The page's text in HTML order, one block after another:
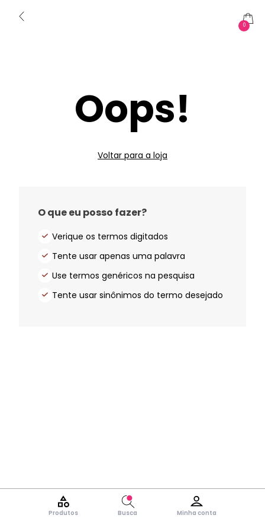
0
Produtos Busca Minha conta
Oops!
Voltar para a loja
O que eu posso fazer?
Verique os termos digitados
Tente usar apenas uma palavra
Use termos genéricos na pesquisa
Tente usar sinônimos do termo desejado